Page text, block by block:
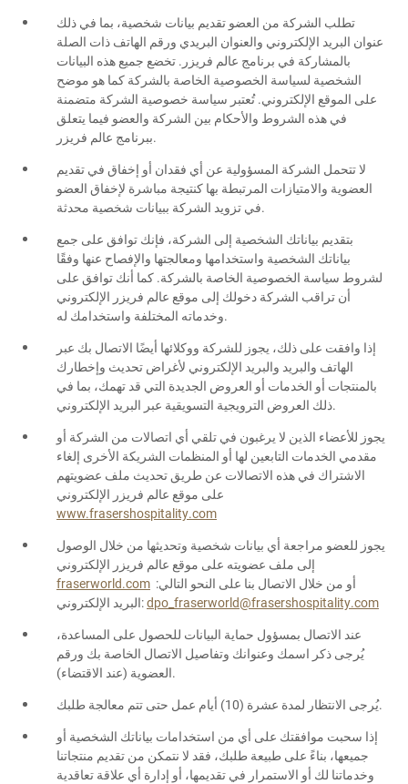
تطلب الشركة من العضو تقديم بيانات شخصية، بما في ذلك
عنوان البريد الإلكتروني والعنوان البريدي ورقم الهاتف ذات الصلة
بالمشاركة في برنامج عالم فريزر. تخضع جميع هذه البيانات
الشخصية لسياسة الخصوصية الخاصة بالشركة كما هو موضح
على الموقع الإلكتروني. تُعتبر سياسة خصوصية الشركة متضمنة
في هذه الشروط والأحكام بين الشركة والعضو فيما يتعلق
ببرنامج عالم فريزر.
لا تتحمل الشركة المسؤولية عن أي فقدان أو إخفاق في تقديم
العضوية والامتيازات المرتبطة بها كنتيجة مباشرة لإخفاق العضو
في تزويد الشركة ببيانات شخصية محدثة.
بتقديم بياناتك الشخصية إلى الشركة، فإنك توافق على جمع
بياناتك الشخصية واستخدامها ومعالجتها والإفصاح عنها وفقًا
لشروط سياسة الخصوصية الخاصة بالشركة. كما أنك توافق على
أن تراقب الشركة دخولك إلى موقع عالم فريزر الإلكتروني
وخدماته المختلفة واستخدامك له.
إذا وافقت على ذلك، يجوز للشركة ووكلائها أيضًا الاتصال بك عبر
الهاتف والبريد والبريد الإلكتروني لأغراض تحديث وإخطارك
بالمنتجات أو الخدمات أو العروض الجديدة التي قد تهمك، بما في
ذلك العروض الترويجية التسويقية عبر البريد الإلكتروني.
يجوز للأعضاء الذين لا يرغبون في تلقي أي اتصالات من الشركة أو
مقدمي الخدمات التابعين لها أو المنظمات الشريكة الأخرى إلغاء
الاشتراك في هذه الاتصالات عن طريق تحديث ملف عضويتهم
على موقع عالم فريزر الإلكتروني
www.frasershospitality.com
يجوز للعضو مراجعة أي بيانات شخصية وتحديثها من خلال الوصول
إلى ملف عضويته على موقع عالم فريزر الإلكتروني
fraserworld.com
البريد الإلكتروني:dpo_fraserworld@frasershospitality.com
عند الاتصال بمسؤول حماية البيانات للحصول على المساعدة،
يُرجى ذكر اسمك وعنوانك وتفاصيل الاتصال الخاصة بك ورقم
العضوية (عند الاقتضاء).
يُرجى الانتظار لمدة عشرة (10) أيام عمل حتى تتم معالجة طلبك.
إذا سحبت موافقتك على أي من استخدامات بياناتك الشخصية أو
جميعها، بناءً على طبيعة طلبك، فقد لا نتمكن من تقديم منتجاتنا
وخدماتنا لك أو الاستمرار في تقديمها، أو إدارة أي علاقة تعاقدية